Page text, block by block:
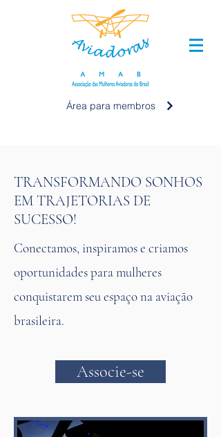
Área para membros ⠀
TRANSFORMANDO SONHOS
EM TRAJETORIAS DE
SUCESSO!
Conectamos, inspiramos e criamos
oportunidades para mulheres
conquistarem seu espaço na aviação
brasileira.
Associe-se